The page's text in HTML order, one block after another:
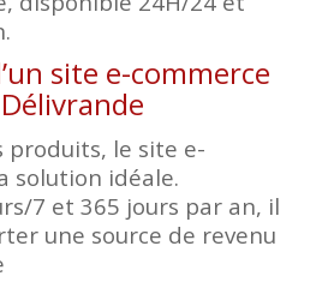
site e-commerce
produits, le site e-
solution idéale.
7 et 365 jours par an, il
une source de revenu